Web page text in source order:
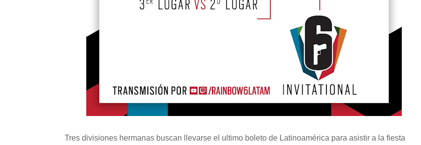
Tres divisiones hermanas buscan llevarse el ultimo boleto de Latinoamérica para asistir a la fiesta